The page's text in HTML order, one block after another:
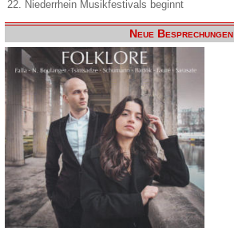
22. Niederrhein Musikfestivals beginnt
Neue Besprechungen